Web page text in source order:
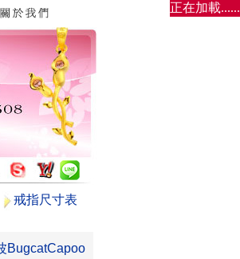
正在加載......
戒指尺寸表
BugcatCapoo